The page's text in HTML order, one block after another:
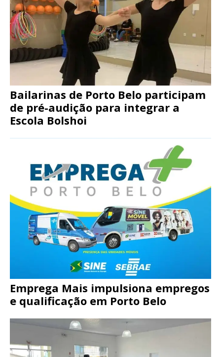
Bailarinas de Porto Belo participam
de pré-audição para integrar a
Escola Bolshoi
Emprega Mais impulsiona empregos
e qualificação em Porto Belo